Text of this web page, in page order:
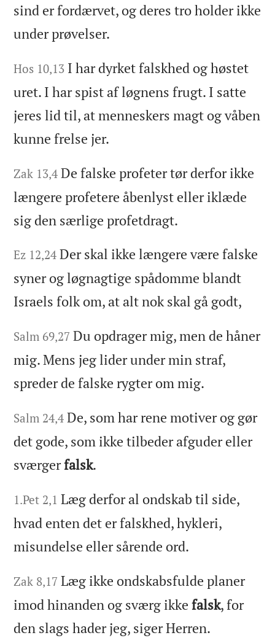
sind er fordærvet, og deres tro holder ikke
under prøvelser.
Hos 10,13 I har dyrket falskhed og høstet
uret. I har spist af løgnens frugt. I satte
jeres lid til, at menneskers magt og våben
kunne frelse jer.
Zak 13,4 De falske profeter tør derfor ikke
længere profetere åbenlyst eller iklæde
sig den særlige profetdragt.
Ez 12,24 Der skal ikke længere være falske
syner og løgnagtige spådomme blandt
Israels folk om, at alt nok skal gå godt,
Salm 69,27 Du opdrager mig, men de håner
mig. Mens jeg lider under min straf,
spreder de falske rygter om mig.
Salm 24,4 De, som har rene motiver og gør
det gode, som ikke tilbeder afguder eller
sværgerfalsk.
1.Pet 2,1 Læg derfor al ondskab til side,
hvad enten det er falskhed, hykleri,
misundelse eller sårende ord.
Zak 8,17 Læg ikke ondskabsfulde planer
imod hinanden og sværg ikkefalsk, for
den slags hader jeg, siger Herren.